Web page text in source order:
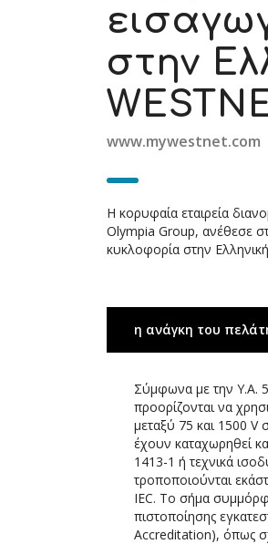
στην
www.mywestnet.com
Η κορυφαία εταιρεία
Olympia Group, ανέθεσε
κυκλοφορία στην
η ανάγκη του
Σύμφωνα με την Υ.Α.
προορίζονται να
μεταξύ 75 και 1500
έχουν καταχωρηθεί
1413-1 ή τεχνικά
τροποποιούνται
IEC. Το σήμα
πιστοποίησης
Accreditation), όπως